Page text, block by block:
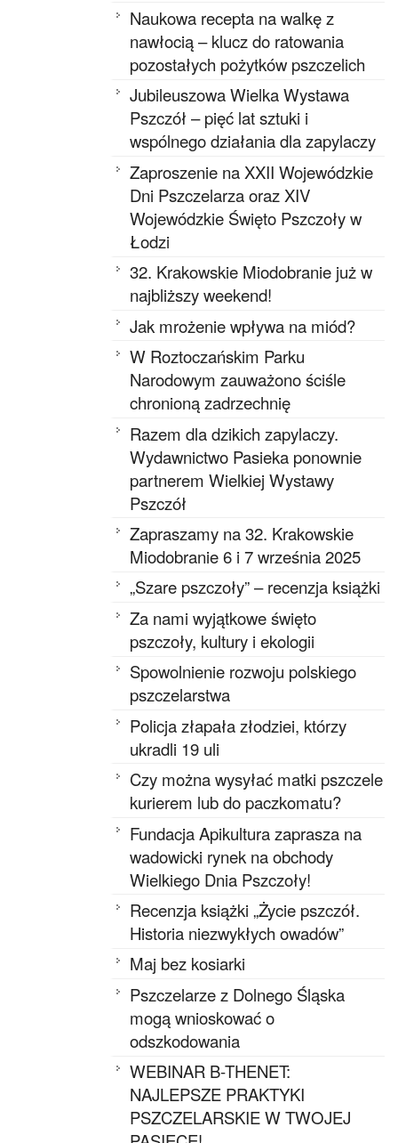
Naukowa recepta na walkę z
nawłocią – klucz do ratowania
pozostałych pożytków pszczelich
Jubileuszowa Wielka Wystawa
Pszczół – pięć lat sztuki i
wspólnego działania dla zapylaczy
Zaproszenie na XXII Wojewódzkie
Dni Pszczelarza oraz XIV
Wojewódzkie Święto Pszczoły w
Łodzi
32. Krakowskie Miodobranie już w
najbliższy weekend!
Jak mrożenie wpływa na miód?
W Roztoczańskim Parku
Narodowym zauważono ściśle
chronioną zadrzechnię
Razem dla dzikich zapylaczy.
Wydawnictwo Pasieka ponownie
partnerem Wielkiej Wystawy
Pszczół
Zapraszamy na 32. Krakowskie
Miodobranie 6 i 7 września 2025
„Szare pszczoły” – recenzja książki
Za nami wyjątkowe święto
pszczoły, kultury i ekologii
Spowolnienie rozwoju polskiego
pszczelarstwa
Policja złapała złodziei, którzy
ukradli 19 uli
Czy można wysyłać matki pszczele
kurierem lub do paczkomatu?
Fundacja Apikultura zaprasza na
wadowicki rynek na obchody
Wielkiego Dnia Pszczoły!
Recenzja książki „Życie pszczół.
Historia niezwykłych owadów”
Maj bez kosiarki
Pszczelarze z Dolnego Śląska
mogą wnioskować o
odszkodowania
WEBINAR B-THENET:
NAJLEPSZE PRAKTYKI
PSZCZELARSKIE W TWOJEJ